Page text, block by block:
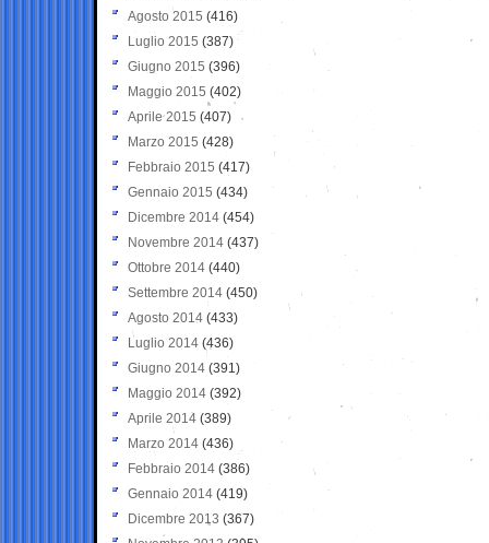
Agosto 2015 (416)
Luglio 2015 (387)
Giugno 2015 (396)
Maggio 2015 (402)
Aprile 2015 (407)
Marzo 2015 (428)
Febbraio 2015 (417)
Gennaio 2015 (434)
Dicembre 2014 (454)
Novembre 2014 (437)
Ottobre 2014 (440)
Settembre 2014 (450)
Agosto 2014 (433)
Luglio 2014 (436)
Giugno 2014 (391)
Maggio 2014 (392)
Aprile 2014 (389)
Marzo 2014 (436)
Febbraio 2014 (386)
Gennaio 2014 (419)
Dicembre 2013 (367)